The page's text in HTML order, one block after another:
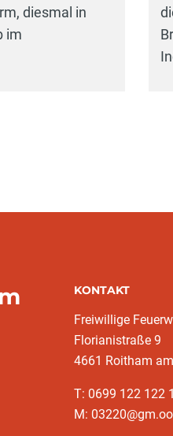
diesmal in
im
KONTAKT
Freiwillige
Florianistraße 9
4661 Roitham
T: 0699 122 122
M: